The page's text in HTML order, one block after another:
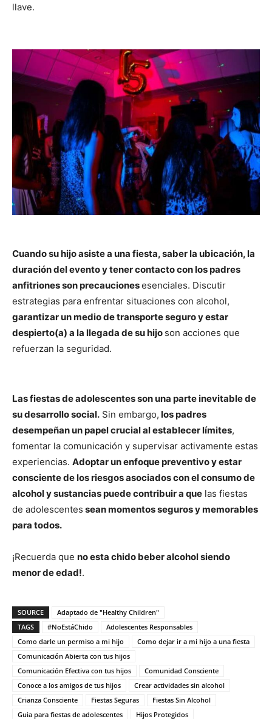
llave.
Cuando su hijo asiste a una fiesta, saber la ubicación, la
duración del evento y tener contacto con los padres
anfitriones son precaucionesesenciales. Discutir
estrategias para enfrentar situaciones con alcohol,
garantizar un medio de transporte seguro y estar
despierto(a) a la llegada de su hijo son acciones que
refuerzan la seguridad.
Las fiestas de adolescentes son una parte inevitable de
su desarrollo social. Sin embargo, los padres
desempeñan un papel crucial al establecer límites,
fomentar la comunicación y supervisar activamente estas
experiencias. Adoptar un enfoque preventivo y estar
consciente de los riesgos asociados con el consumo de
alcohol y sustancias puede contribuir a que las fiestas
de adolescentes sean momentos seguros y memorables
para todos.
¡Recuerda que no esta chido beber alcohol siendo
menor de edad!.
SOURCE
Adaptado de "Healthy Children"
TAGS
#NoEstáChido
Adolescentes Responsables
Como darle un permiso a mi hijo
Como dejar ir a mi hijo a una fiesta
Comunicación Abierta con tus hijos
Comunicación Efectiva con tus hijos
Comunidad Consciente
Conoce a los amigos de tus hijos
Crear actividades sin alcohol
Crianza Consciente
Fiestas Seguras
Fiestas Sin Alcohol
Guia para fiestas de adolescentes
Hijos Protegidos